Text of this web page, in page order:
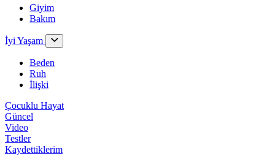
Giyim
Bakım
İyi Yaşam
Beden
Ruh
İlişki
Çocuklu Hayat
Güncel
Video
Testler
Kaydettiklerim